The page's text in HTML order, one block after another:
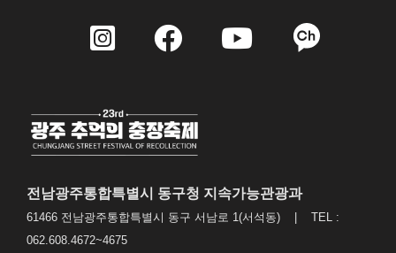
전남광주통합특별시 동구청 지속가능관광과
61466 전남광주통합특별시 동구 서남로 1(서석동) | TEL :
062.608.4672~4675